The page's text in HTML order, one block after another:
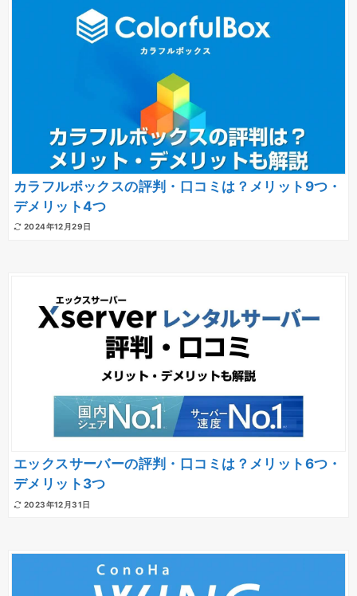
カラフルボックスの評判・口コミは？メリット9つ・
デメリット4つ
2024年12月29日
エックスサーバーの評判・口コミは？メリット6つ・
デメリット3つ
2023年12月31日